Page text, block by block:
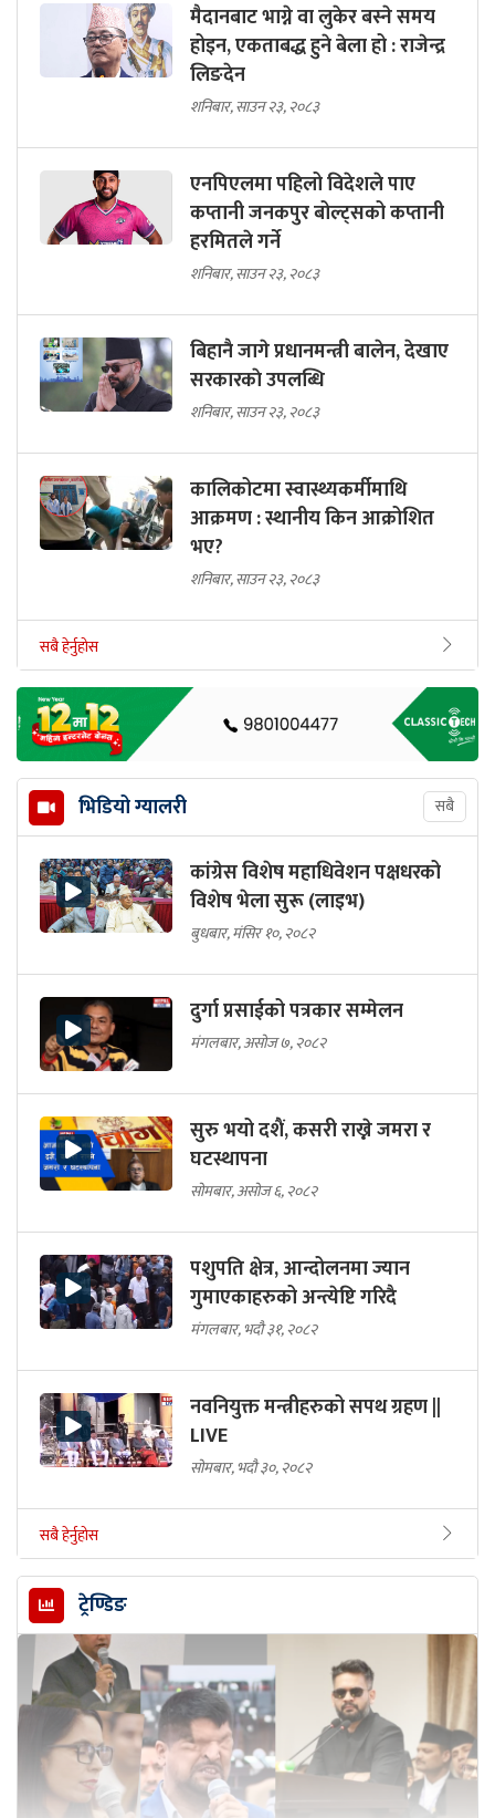
मैदानबाट भाग्ने वा लुकेर बस्ने समय
होइन, एकताबद्ध हुने बेला हो : राजेन्द्र
लिङदेन
शनिबार, साउन २३, २०८३
एनपिएलमा पहिलो विदेशले पाए
कप्तानी जनकपुर बोल्ट्सको कप्तानी
हरमितले गर्ने
शनिबार, साउन २३, २०८३
बिहानै जागे प्रधानमन्त्री बालेन, देखाए
सरकारकाे उपलब्धि
शनिबार, साउन २३, २०८३
कालिकोटमा स्वास्थ्यकर्मीमाथि
आक्रमण : स्थानीय किन आक्रोशित
भए?
शनिबार, साउन २३, २०८३
सबै हेर्नुहोस
भिडियो ग्यालरी सबै
कांग्रेस विशेष महाधिवेशन पक्षधरको
विशेष भेला सुरू (लाइभ)
बुधबार, मंसिर १०, २०८२
दुर्गा प्रसाईको पत्रकार सम्मेलन
मंगलबार, असोज ७, २०८२
सुरु भयो दशैं, कसरी राख्ने जमरा र
घटस्थापना
सोमबार, असोज ६, २०८२
पशुपति क्षेत्र, आन्दोलनमा ज्यान
गुमाएकाहरुको अन्त्येष्टि गरिदै
मंगलबार, भदौ ३१, २०८२
नवनियुक्त मन्त्रीहरुको सपथ ग्रहण ||
LIVE
सोमबार, भदौ ३०, २०८२
सबै हेर्नुहोस
ट्रेण्डिङ